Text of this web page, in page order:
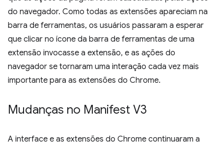
do navegador. Como todas as extensões apareciam na
barra de ferramentas, os usuários passaram a esperar
que clicar no ícone da barra de ferramentas de uma
extensão invocasse a extensão, e as ações do
navegador se tornaram uma interação cada vez mais
importante para as extensões do Chrome.
Mudanças no Manifest V3
A interface e as extensões do Chrome continuaram a